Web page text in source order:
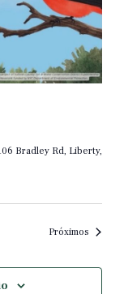
Bradley Rd, Liberty,
Próximos eventos